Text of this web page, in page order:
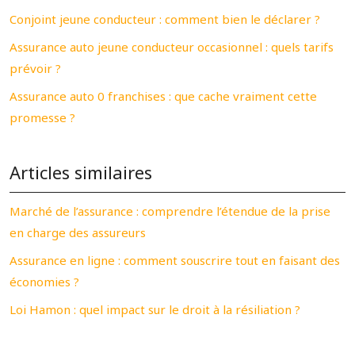
Conjoint jeune conducteur : comment bien le déclarer ?
Assurance auto jeune conducteur occasionnel : quels tarifs
prévoir ?
Assurance auto 0 franchises : que cache vraiment cette
promesse ?
Articles similaires
Marché de l’assurance : comprendre l’étendue de la prise
en charge des assureurs
Assurance en ligne : comment souscrire tout en faisant des
économies ?
Loi Hamon : quel impact sur le droit à la résiliation ?